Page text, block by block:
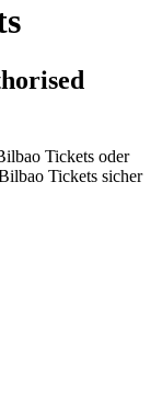
Tickets oder
Tickets sicher